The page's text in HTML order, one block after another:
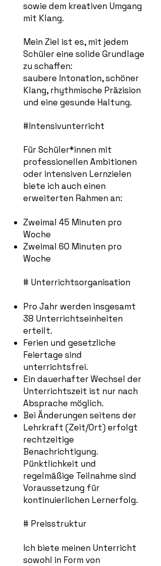
sowie dem kreativen Umgang
mit Klang.
Mein Ziel ist es, mit jedem
Schüler eine solide Grundlage
zu schaffen:
saubere Intonation, schöner
Klang, rhythmische Präzision
und eine gesunde Haltung.
#Intensivunterricht
Für Schüler*innen mit
professionellen Ambitionen
oder intensiven Lernzielen
biete ich auch einen
erweiterten Rahmen an:
Zweimal 45 Minuten pro
Woche
Zweimal 60 Minuten pro
Woche
# Unterrichtsorganisation
Pro Jahr werden insgesamt
38 Unterrichtseinheiten
erteilt.
Ferien und gesetzliche
Feiertage sind
unterrichtsfrei.
Ein dauerhafter Wechsel der
Unterrichtszeit ist nur nach
Absprache möglich.
Bei Änderungen seitens der
Lehrkraft (Zeit/Ort) erfolgt
rechtzeitige
Benachrichtigung.
Pünktlichkeit und
regelmäßige Teilnahme sind
Voraussetzung für
kontinuierlichen Lernerfolg.
# Preisstruktur
Ich biete meinen Unterricht
sowohl in Form von